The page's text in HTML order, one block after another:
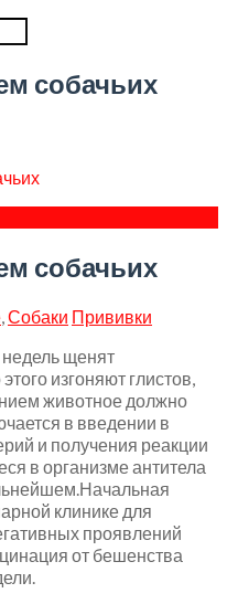
собачьих
собачьих
Собаки Прививки
недель щенят
изгоняют глистов,
животное должно
в введении в
и получения реакции
в организме антитела
клинике для
проявлений
от бешенства